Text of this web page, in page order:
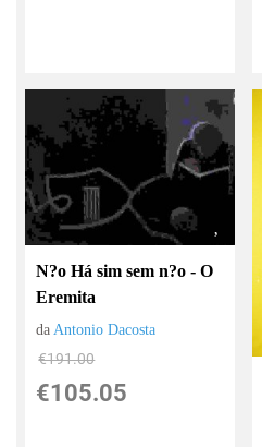
N?o Há sim sem n?o - O
Eremita
da Antonio Dacosta
€191.00
€105.05